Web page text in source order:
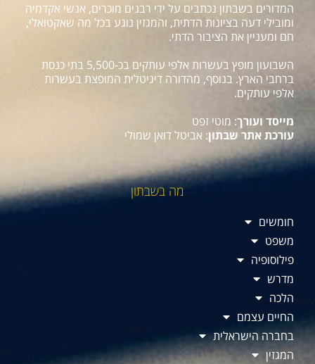
המדורים בשבתון נכתבים על ידי רבנים מוכרים, אנשי אקדמיה
ומובילי דעה בציונות הדתית, והמגזין נוגע בכל מה שאקטואלי,
חם ומעניין את הציבור הדתי.
השבועון מופץ בעשרות אלפי עותקים בכ-5,500 בתי כנסת
ברחבי הארץ. בנוסף, מהדורה דיגיטלית המופצת בעשרות
אלפי עותקים.
מייסד ועורך: מוטי זפט
עורכת אתר שבתון: אביטל דואן שמולי
מה בשבתון
חומשים
משפט
פילוסופיה
מדרש
הלכה
החיים עצמם
בחברה הישראלית
המגזין